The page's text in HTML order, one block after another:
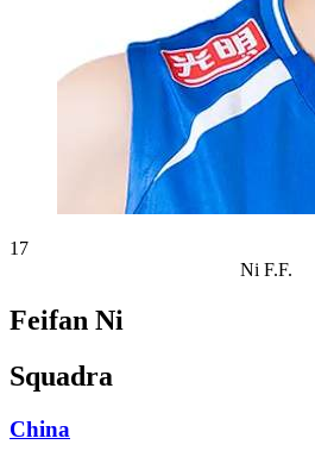
17
Ni F.F.
Feifan Ni
Squadra
China